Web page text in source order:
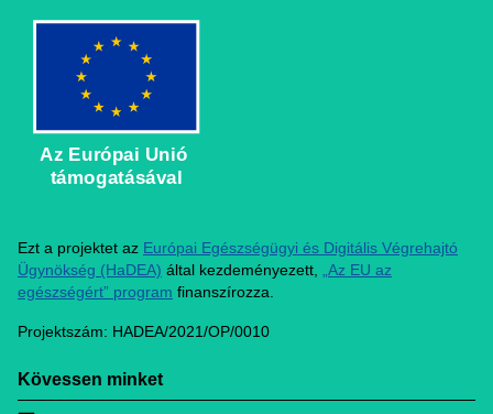
támogatásával
Ezt a projektet az Európai Egészségügyi és Digitális Végrehajtó
Ügynökség (HaDEA) által kezdeményezett,
„Az EU az
egészségért” program finanszírozza.
Projektszám: HADEA/2021/OP/0010
Kövessen minket